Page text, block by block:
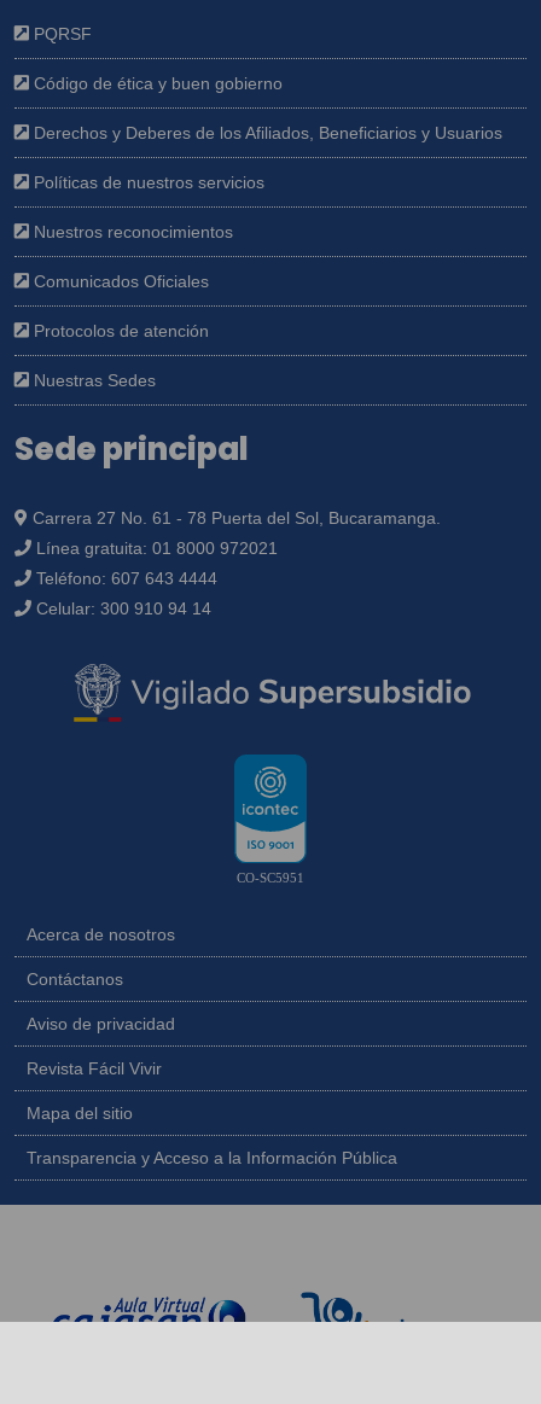
PQRSF
Código de ética y buen gobierno
Derechos y Deberes de los Afiliados, Beneficiarios y Usuarios
Políticas de nuestros servicios
Nuestros reconocimientos
Comunicados Oficiales
Protocolos de atención
Nuestras Sedes
Sede principal
Carrera 27 No. 61 - 78 Puerta del Sol, Bucaramanga.
Línea gratuita: 01 8000 972021
Teléfono: 607 643 4444
Celular: 300 910 94 14
CO-SC5951
Acerca de nosotros
Contáctanos
Aviso de privacidad
Revista Fácil Vivir
Mapa del sitio
Transparencia y Acceso a la Información Pública